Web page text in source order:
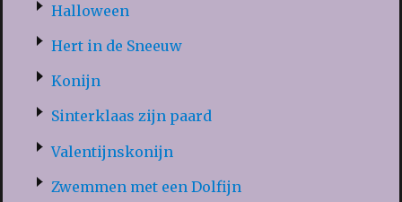
Halloween
Hert in de Sneeuw
Konijn
Sinterklaas zijn paard
Valentijnskonijn
Zwemmen met een Dolfijn